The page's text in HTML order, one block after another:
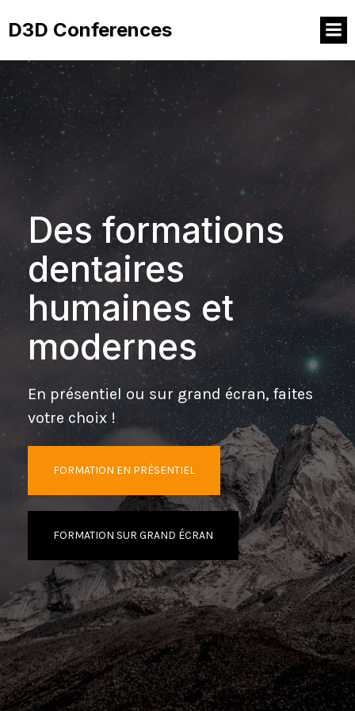
D3D Conferences
Des formations
dentaires
humaines et
modernes
En présentiel ou sur grand écran, faites
votre choix !
FORMATION EN PRÉSENTIEL
FORMATION SUR GRAND ÉCRAN